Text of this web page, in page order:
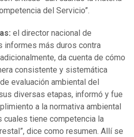
del Servicio”.
el director nacional de
informes más duros contra
da cuenta de cómo
consistente y sistemática
evaluación ambiental del
diversas etapas, informó y fue
a la normativa ambiental
tiene competencia la
dice como resumen. Allí se